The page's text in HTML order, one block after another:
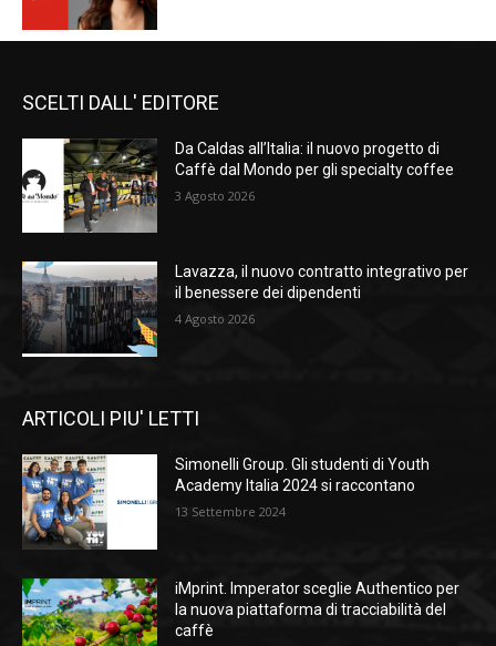
SCELTI DALL' EDITORE
Da Caldas all’Italia: il nuovo progetto di
Caffè dal Mondo per gli specialty coffee
3 Agosto 2026
Lavazza, il nuovo contratto integrativo per
il benessere dei dipendenti
4 Agosto 2026
ARTICOLI PIU' LETTI
Simonelli Group. Gli studenti di Youth
Academy Italia 2024 si raccontano
13 Settembre 2024
iMprint. Imperator sceglie Authentico per
la nuova piattaforma di tracciabilità del
caffè